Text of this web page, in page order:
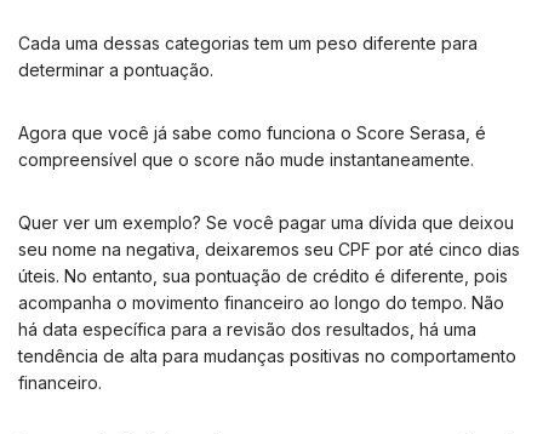
Cada uma dessas categorias tem um peso diferente para
determinar a pontuação.
Agora que você já sabe como funciona o Score Serasa, é
compreensível que o score não mude instantaneamente.
Quer ver um exemplo? Se você pagar uma dívida que deixou
seu nome na negativa, deixaremos seu CPF por até cinco dias
úteis. No entanto, sua pontuação de crédito é diferente, pois
acompanha o movimento financeiro ao longo do tempo. Não
há data específica para a revisão dos resultados, há uma
tendência de alta para mudanças positivas no comportamento
financeiro.